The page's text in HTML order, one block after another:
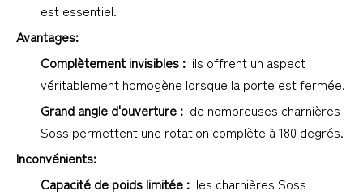
est essentiel.
Avantages:
Complètement invisibles : ils offrent un aspect
véritablement homogène lorsque la porte est fermée.
Grand angle d'ouverture : de nombreuses charnières
Soss permettent une rotation complète à 180 degrés.
Inconvénients:
Capacité de poids limitée : les charnières Soss